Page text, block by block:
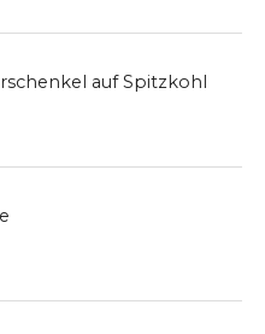
auf Spitzkohl